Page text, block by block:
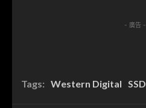
- 廣告 -
Tags: Western Digital SSD